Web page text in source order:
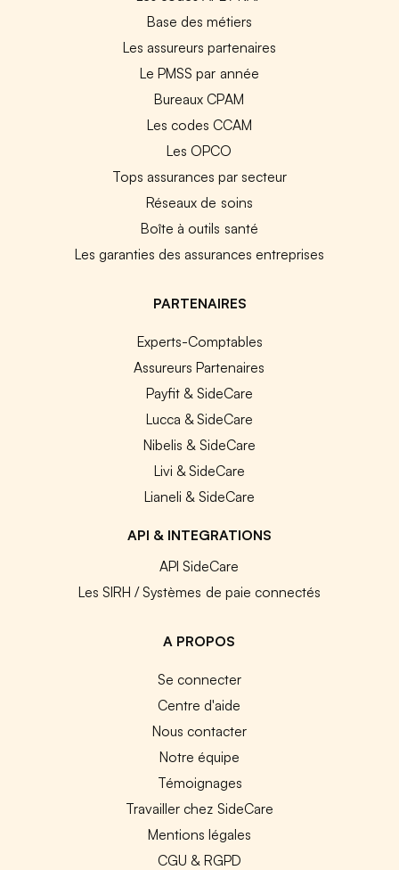
Base des métiers
Les assureurs partenaires
Le PMSS par année
Bureaux CPAM
Les codes CCAM
Les OPCO
Tops assurances par secteur
Réseaux de soins
Boîte à outils santé
Les garanties des assurances entreprises
PARTENAIRES
Experts-Comptables
Assureurs Partenaires
Payfit & SideCare
Lucca & SideCare
Nibelis & SideCare
Livi & SideCare
Lianeli & SideCare
API & INTEGRATIONS
API SideCare
Les SIRH / Systèmes de paie connectés
A PROPOS
Se connecter
Centre d'aide
Nous contacter
Notre équipe
Témoignages
Travailler chez SideCare
Mentions légales
CGU & RGPD